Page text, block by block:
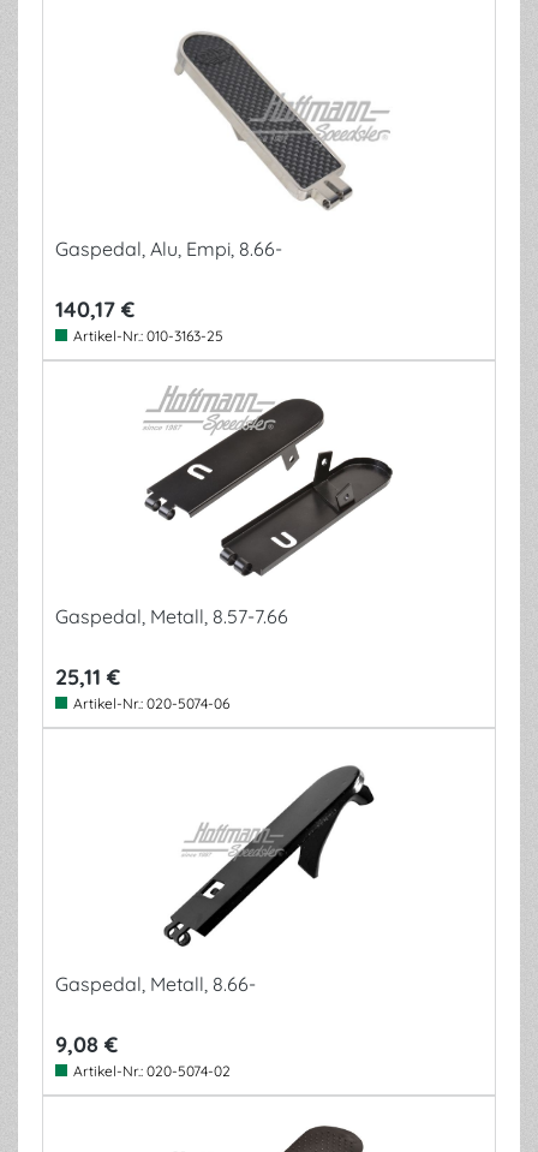
Gaspedal, Alu, Empi, 8.66-
140,17 €
Artikel-Nr.: 010-3163-25
Gaspedal, Metall, 8.57-7.66
25,11 €
Artikel-Nr.: 020-5074-06
Gaspedal, Metall, 8.66-
9,08 €
Artikel-Nr.: 020-5074-02